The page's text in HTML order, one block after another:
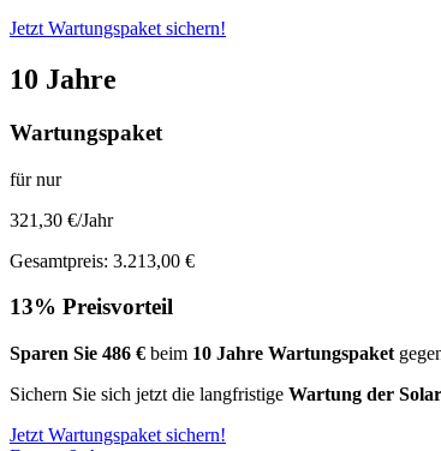
Jetzt Wartungspaket sichern!
10 Jahre
Wartungspaket
für nur
321,30 €/Jahr
Gesamtpreis: 3.213,00 €
13% Preisvorteil
Sparen Sie 486 € beim 10 Jahre Wartungspaket
Sichern Sie sich jetzt die langfristige Wartung der
Jetzt Wartungspaket sichern!